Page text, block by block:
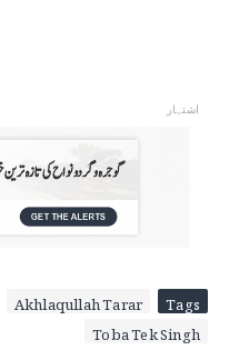
اشتہار
Tags
Akhlaqullah Tarar
Toba Tek Singh